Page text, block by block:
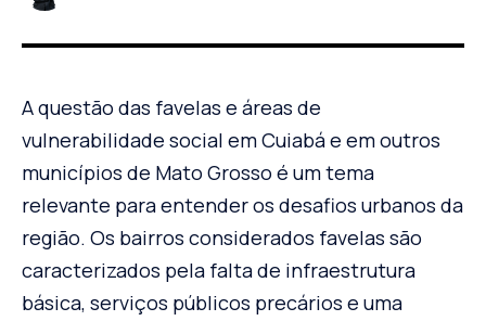
A questão das favelas e áreas de
vulnerabilidade social em Cuiabá e em outros
municípios de Mato Grosso é um tema
relevante para entender os desafios urbanos da
região. Os bairros considerados favelas são
caracterizados pela falta de infraestrutura
básica, serviços públicos precários e uma